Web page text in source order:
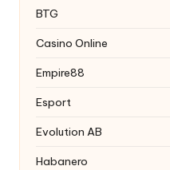
BTG
Casino Online
Empire88
Esport
Evolution AB
Habanero